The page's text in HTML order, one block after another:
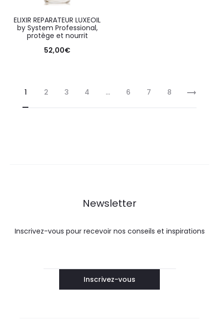
ELIXIR REPARATEUR LUXEOIL
by System Professional,
protège et nourrit
52,00€
1 2 3 4 … 6 7 8
Newsletter
Inscrivez-vous pour recevoir nos conseils et inspirations